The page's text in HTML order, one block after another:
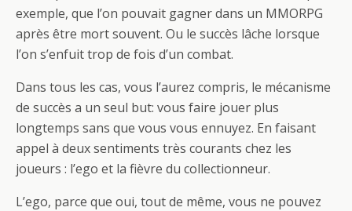
exemple, que l’on pouvait gagner dans un MMORPG
après être mort souvent. Ou le succès lâche lorsque
l’on s’enfuit trop de fois d’un combat.
Dans tous les cas, vous l’aurez compris, le mécanisme
de succès a un seul but: vous faire jouer plus
longtemps sans que vous vous ennuyez. En faisant
appel à deux sentiments très courants chez les
joueurs : l’ego et la fièvre du collectionneur.
L’ego, parce que oui, tout de même, vous ne pouvez